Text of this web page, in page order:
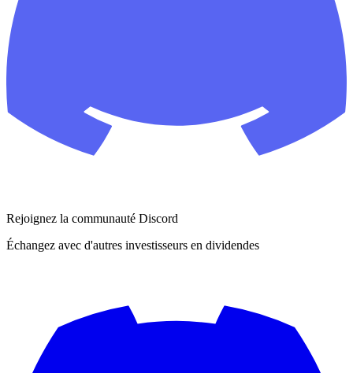
Rejoignez la communauté Discord
Échangez avec d'autres investisseurs en dividendes